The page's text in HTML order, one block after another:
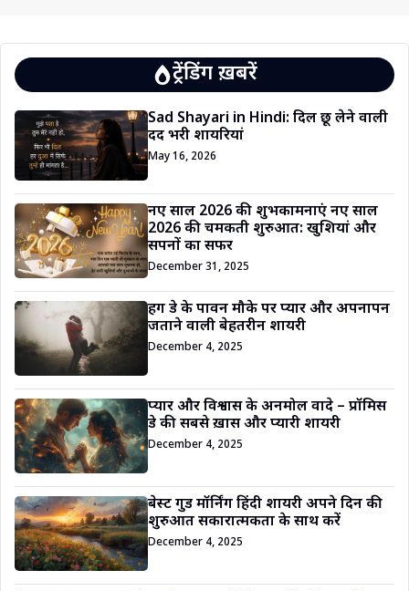
ट्रेंडिंग ख़बरें
Sad Shayari in Hindi: दिल छू लेने वाली
दर्द भरी शायरियां
May 16, 2026
नए साल 2026 की शुभकामनाएं नए साल
2026 की चमकती शुरुआत: खुशियां और
सपनों का सफर
December 31, 2025
हग डे के पावन मौके पर प्यार और अपनापन
जताने वाली बेहतरीन शायरी
December 4, 2025
प्यार और विश्वास के अनमोल वादे – प्रॉमिस
डे की सबसे ख़ास और प्यारी शायरी
December 4, 2025
बेस्ट गुड मॉर्निंग हिंदी शायरी अपने दिन की
शुरुआत सकारात्मकता के साथ करें
December 4, 2025